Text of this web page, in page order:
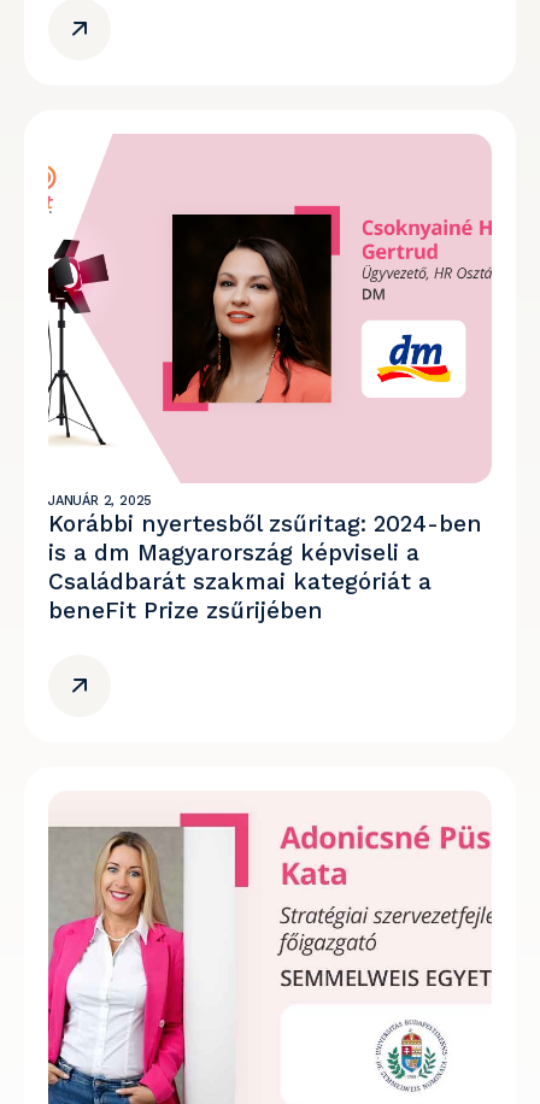
JANUÁR 2, 2025
Korábbi nyertesből zsűritag: 2024-ben
is a dm Magyarország képviseli a
Családbarát szakmai kategóriát a
beneFit Prize zsűrijében